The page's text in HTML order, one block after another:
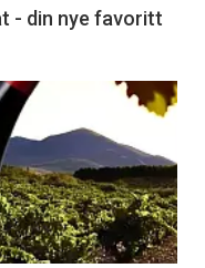
- din nye favoritt